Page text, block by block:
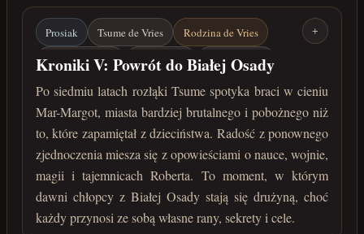
Prosiak Tsume de Vries
Rodzina de Vries
Dalinar de Vries
Igo de Vries
Kejn de Vries
Mar-Margot
Biała Osada
marzec 222 roku po Zaćmieniu
+
Kroniki V: Powrót do Białej Osady
Po siedmiu latach rozłąki Tsume spotyka braci w cieniu
Mar-Margot, miasta bardziej brutalnego i pobożnego niż
to, które zapamiętał z dzieciństwa. Radość z ponownego
zjednoczenia miesza się z opowieściami o nauce, wojnie,
magii i tajemnicach Roberta. To moment, w którym
dawni chłopcy z Białej Osady stają się drużyną, choć
każdy przynosi ze sobą własne rany, sekrety i cele.